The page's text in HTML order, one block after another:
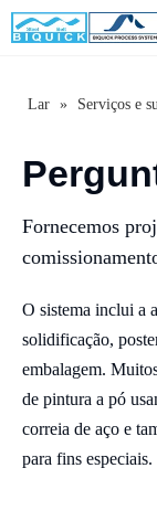
Lar » Serviços e
Fornecemos
O sistema inclui a
solidificação,
embalagem.
de pintura a pó
correia de aço e
para fins especiais.